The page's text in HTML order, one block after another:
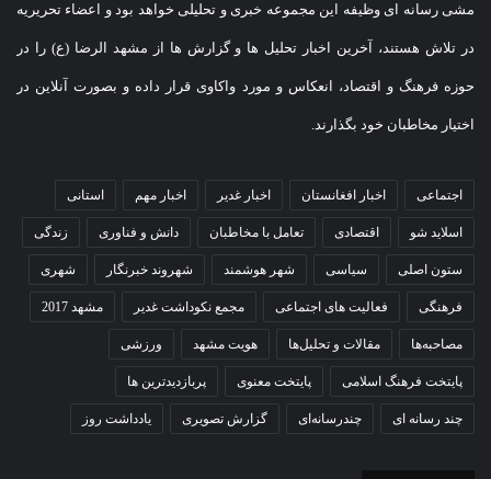
مشی رسانه ای وظیفه این مجموعه خبری و تحلیلی خواهد بود و اعضاء تحریریه
در تلاش هستند، آخرین اخبار تحلیل ها و گزارش ها از مشهد الرضا (ع) را در
حوزه فرهنگ و اقتصاد، انعکاس و مورد واکاوی قرار داده و بصورت آنلاین در
اختیار مخاطبان خود بگذارند.
اجتماعی اخبار افغانستان اخبار غدیر اخبار مهم استانی
اسلاید شو اقتصادی تعامل با مخاطبان دانش و فناوری زندگی
ستون اصلی سیاسی شهر هوشمند شهروند خبرنگار شهری
فرهنگی فعالیت های اجتماعی مجمع نکوداشت غدیر مشهد 2017
مصاحبه‌ها مقالات و تحلیل‌ها هویت مشهد ورزشی
پایتخت فرهنگ اسلامی پایتخت معنوی پربازدیدترین ها
چند رسانه ای چندرسانه‌ای گزارش تصویری یادداشت روز